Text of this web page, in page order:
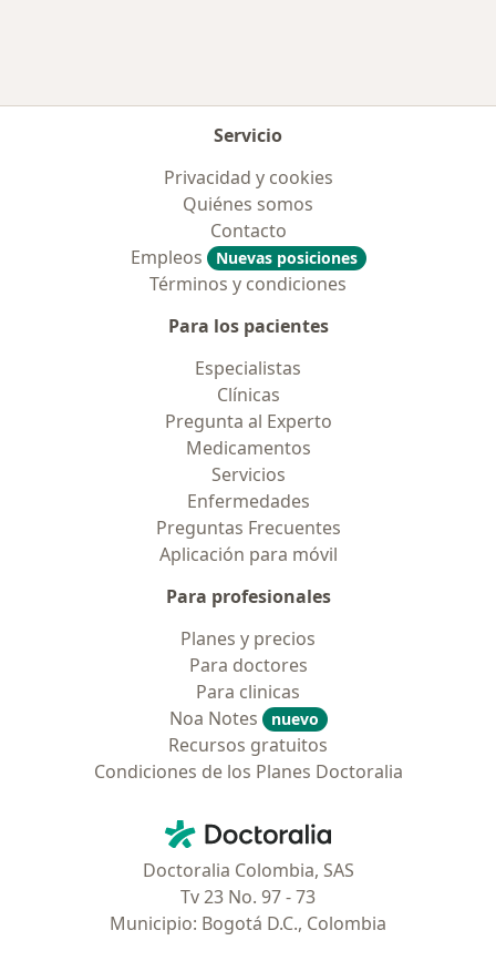
Servicio
Privacidad y cookies
Quiénes somos
Contacto
Empleos
Nuevas posiciones
Términos y condiciones
Para los pacientes
Especialistas
Clínicas
Pregunta al Experto
Medicamentos
Servicios
Enfermedades
Preguntas Frecuentes
Aplicación para móvil
Para profesionales
Planes y precios
Para doctores
Para clinicas
Noa Notes
nuevo
Recursos gratuitos
Condiciones de los Planes Doctoralia
Doctoralia - Página de inicio
Doctoralia Colombia, SAS
Tv 23 No. 97 - 73
Municipio: Bogotá D.C., Colombia